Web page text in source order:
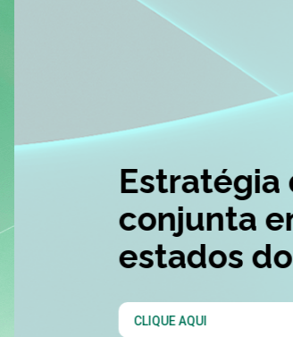
Estratégia
conjunta
estados
CLIQUE AQUI